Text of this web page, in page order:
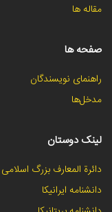
مقاله ها
صفحه ها
راهنمای نویسندگان
مدخل‌ها
لینک دوستان
دائرة المعارف بزرگ اسلامی
دانشنامه ایرانیکا